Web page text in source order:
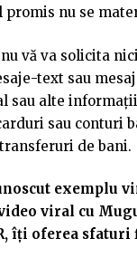
promis nu se
vă va solicita
text sau
sau alte
sau conturi
de bani.
exemplu
viral cu
îți oferea sfaturi